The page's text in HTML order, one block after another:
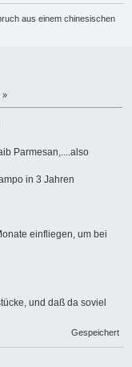
aus einem chinesischen
»
Parmesan,....also
in 3 Jahren
einfliegen, um bei
und daß da soviel
Gespeichert